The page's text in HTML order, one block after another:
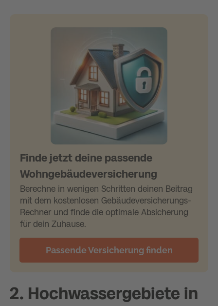
Finde jetzt deine passende
Wohngebäudeversicherung
Berechne in wenigen Schritten deinen Beitrag
mit dem kostenlosen Gebäudeversicherungs-
Rechner und finde die optimale Absicherung
für dein Zuhause.
Passende Versicherung finden
2. Hochwassergebiete in